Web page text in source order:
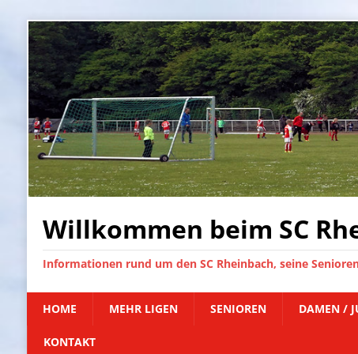
Willkommen beim SC
Informationen rund um den SC Rheinbach, seine
HOME MEHR LIGEN SENIOREN DAMEN /
KONTAKT